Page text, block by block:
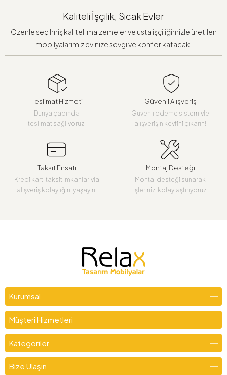
Kaliteli İşçilik, Sıcak Evler
Özenle seçilmiş kaliteli malzemeler ve usta işçiliğimizle üretilen
mobilyalarımız evinize sevgi ve konfor katacak.
Teslimat Hizmeti
Dünya çapında
teslimat sağlıyoruz!
Güvenli Alışveriş
Güvenli ödeme sistemiyle
alışverişin keyfini çıkarın!
Taksit Fırsatı
Kredi kartı taksit imkanlarıyla
alışveriş kolaylığını yaşayın!
Montaj Desteği
Montaj desteği sunarak
işlerinizi kolaylaştırıyoruz.
Kurumsal
Müşteri Hizmetleri
Kategoriler
Bize Ulaşın